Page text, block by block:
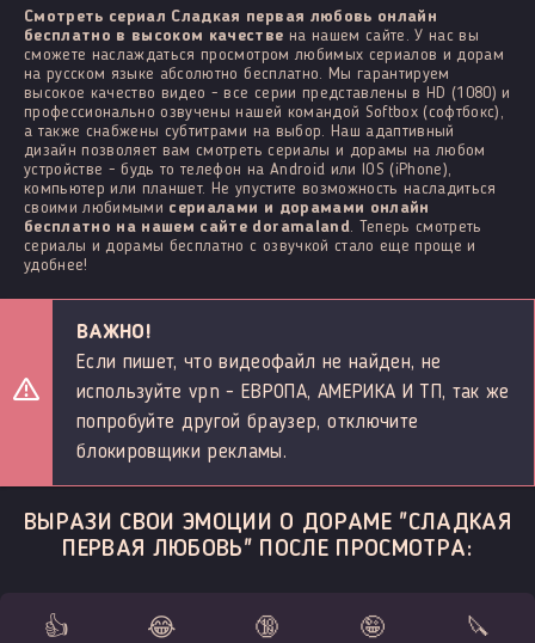
Смотреть сериал Сладкая первая любовь онлайн
бесплатно в высоком качестве на нашем сайте. У нас вы
сможете наслаждаться просмотром любимых сериалов и дорам
на русском языке абсолютно бесплатно. Мы гарантируем
высокое качество видео - все серии представлены в HD (1080) и
профессионально озвучены нашей командой Softbox (софтбокс),
а также снабжены субтитрами на выбор. Наш адаптивный
дизайн позволяет вам смотреть сериалы и дорамы на любом
устройстве - будь то телефон на Android или IOS (iPhone),
компьютер или планшет. Не упустите возможность насладиться
своими любимыми сериалами и дорамами онлайн
бесплатно на нашем сайте doramaland . Теперь смотреть
сериалы и дорамы бесплатно с озвучкой стало еще проще и
удобнее!
ВАЖНО!
Если пишет, что видеофайл не найден, не
используйте vpn - ЕВРОПА, АМЕРИКА И ТП, так же
попробуйте другой браузер, отключите
блокировщики рекламы.
ВЫРАЗИ СВОИ ЭМОЦИИ О ДОРАМЕ "СЛАДКАЯ
ПЕРВАЯ ЛЮБОВЬ" ПОСЛЕ ПРОСМОТРА:
👍 😂 🔞 🤪 🔪